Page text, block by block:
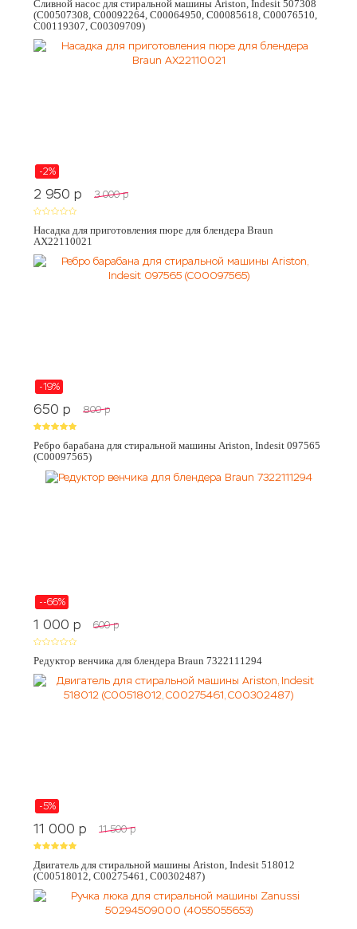
Сливной насос для стиральной машины Ariston, Indesit 507308
(C00507308, C00092264, C00064950, C00085618, C00076510,
C00119307, C00309709)
-2%
2 950 p 3 000 p
Насадка для приготовления пюре для блендера Braun
AX22110021
-19%
650 p 800 p
Ребро барабана для стиральной машины Ariston, Indesit 097565
(C00097565)
--66%
1 000 p 600 p
Редуктор венчика для блендера Braun 7322111294
-5%
11 000 p 11 500 p
Двигатель для стиральной машины Ariston, Indesit 518012
(C00518012, C00275461, C00302487)